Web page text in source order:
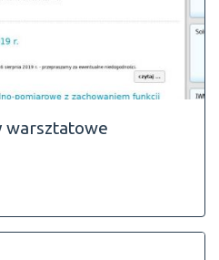
warsztatowe